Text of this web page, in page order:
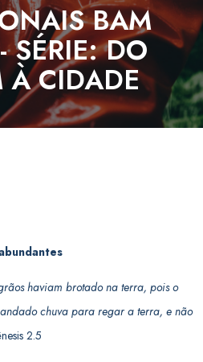
BAM
SÉRIE: DO
À CIDADE
haviam brotado na terra, pois o
chuva para regar a terra, e não
2.5